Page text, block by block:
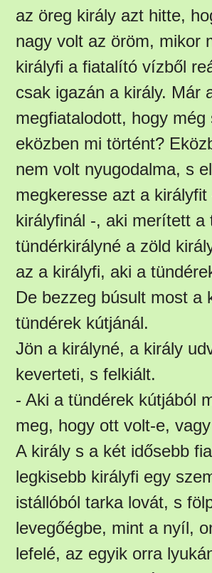
az öreg király azt hitte,
nagy volt az öröm, mikor
királyfi a fiatalító vízből
csak igazán a király. Már
megfiatalodott, hogy
eközben mi történt?
nem volt nyugodalma, s
megkeresse azt a
királyfinál -, aki merített a
tündérkirályné a zöld
az a királyfi, aki a
De bezzeg búsult most a
tündérek kútjánál.
Jön a királyné, a király
keverteti, s felkiált.
- Aki a tündérek kútjából
meg, hogy ott volt-e,
A király s a két idősebb
legkisebb királyfi egy
istállóból tarka lovát, s
levegőégbe, mint a nyíl,
lefelé, az egyik orra